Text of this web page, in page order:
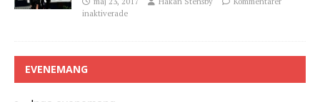
inaktiverade
EVENEMANG